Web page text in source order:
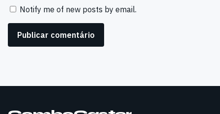
Notify me of new posts by email.